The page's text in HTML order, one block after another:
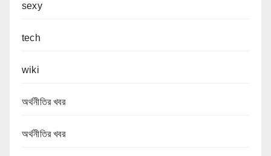
sexy
tech
wiki
অর্থনীতির খবর
অর্থনীতির খবর